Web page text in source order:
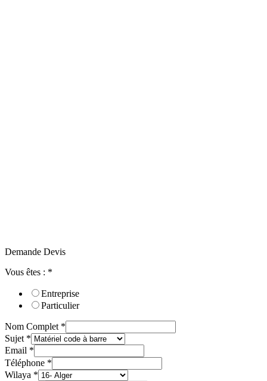
Demande Devis
Vous êtes : *
Entreprise
Particulier
Nom Complet *
Sujet *
Email *
Téléphone *
Wilaya *